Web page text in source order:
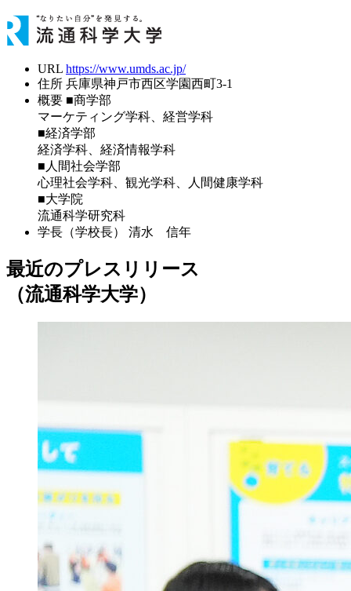
URL https://www.umds.ac.jp/
住所 兵庫県神戸市西区学園西町3-1
概要 ■商学部
マーケティング学科、経営学科
■経済学部
経済学科、経済情報学科
■人間社会学部
心理社会学科、観光学科、人間健康学科
■大学院
流通科学研究科
学長（学校長）
清水 信年
最近のプレスリリース
（流通科学大学）